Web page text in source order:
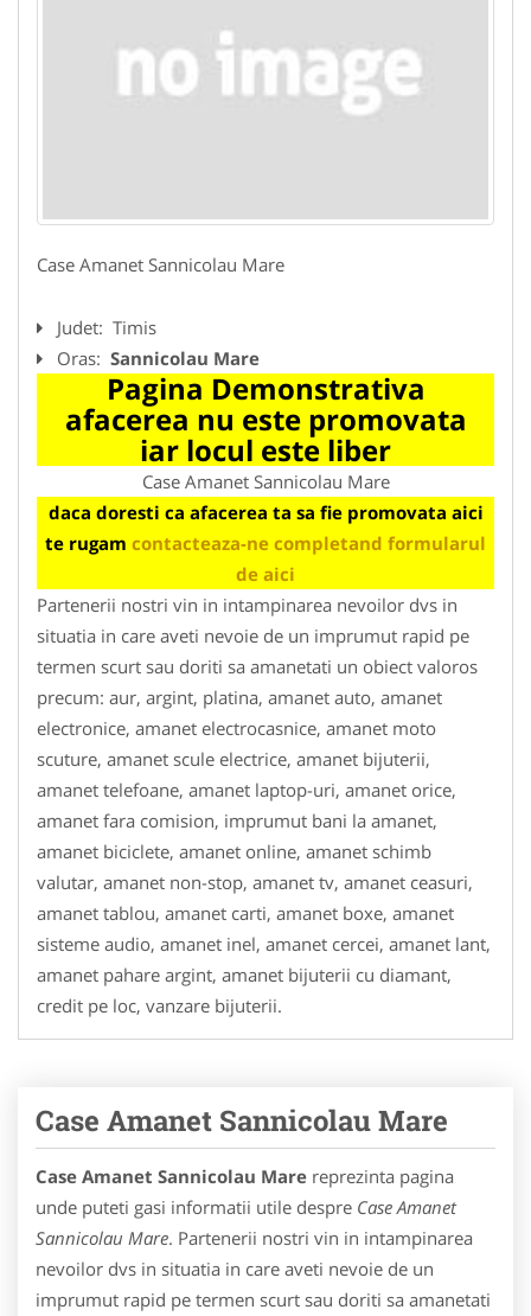
Case Amanet Sannicolau Mare
Judet: Timis
Oras: Sannicolau Mare
Pagina Demonstrativa
afacerea nu este promovata
iar locul este liber
Case Amanet Sannicolau Mare
daca doresti ca afacerea ta sa fie promovata aici
te rugam contacteaza-ne completand formularul
de aici
Partenerii nostri vin in intampinarea nevoilor dvs in
situatia in care aveti nevoie de un imprumut rapid pe
termen scurt sau doriti sa amanetati un obiect valoros
precum: aur, argint, platina, amanet auto, amanet
electronice, amanet electrocasnice, amanet moto
scuture, amanet scule electrice, amanet bijuterii,
amanet telefoane, amanet laptop-uri, amanet orice,
amanet fara comision, imprumut bani la amanet,
amanet biciclete, amanet online, amanet schimb
valutar, amanet non-stop, amanet tv, amanet ceasuri,
amanet tablou, amanet carti, amanet boxe, amanet
sisteme audio, amanet inel, amanet cercei, amanet lant,
amanet pahare argint, amanet bijuterii cu diamant,
credit pe loc, vanzare bijuterii.
Case Amanet Sannicolau Mare
Case Amanet Sannicolau Mare reprezinta pagina
unde puteti gasi informatii utile despre Case Amanet
Sannicolau Mare. Partenerii nostri vin in intampinarea
nevoilor dvs in situatia in care aveti nevoie de un
imprumut rapid pe termen scurt sau doriti sa amanetati